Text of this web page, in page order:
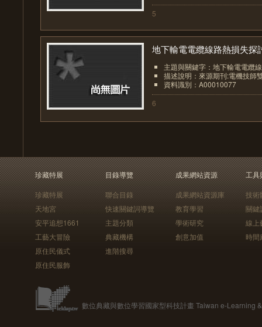
5
地下輸電電纜線路熱損失探
主題與關鍵字：地下輸電電纜
描述說明：來源期刊:電機技師
資料識別：A00010077
6
珍藏特展
珍藏特展
天地宮
安平追想1661
工藝大冒險
原住民儀式
原住民服飾
目錄導覽
聯合目錄
快速關鍵詞導覽
主題分類
典藏機構
進階搜尋
成果網站資源
成果網站資源庫
教育學習
學術研究
創意加值
工具
技術
關鍵
線上
時間
數位典藏與數位學習國家型科技計畫 Taiwan e-Learning